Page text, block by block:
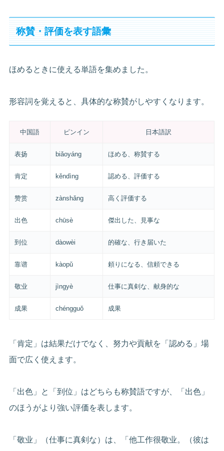
称賛・評価を表す語彙
ほめるときに使える単語を集めました。
形容詞を覚えると、具体的な称賛がしやすくなります。
中国語 ピンイン 日本語訳
表扬 biǎoyáng ほめる、称賛する
肯定 kěndìng 認める、評価する
赞赏 zànshǎng 高く評価する
出色 chūsè 傑出した、見事な
到位 dàowèi 的確な、行き届いた
靠谱 kàopǔ 頼りになる、信頼できる
敬业 jìngyè 仕事に真剣な、献身的な
成果 chéngguǒ 成果
「肯定」は結果だけでなく、努力や貢献を「認める」場
面で広く使えます。
「出色」と「到位」はどちらも称賛語ですが、「出色」
のほうがより強い評価を表します。
「敬业」（仕事に真剣な）は、「他工作很敬业。（彼は